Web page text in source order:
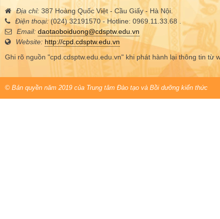
Địa chỉ: 387 Hoàng Quốc Việt - Cầu Giấy - Hà Nội.
Điện thoại:(024) 32191570 - Hotline: 0969.11.33.68 .
Email: daotaoboiduong@cdsptw.edu.vn
Website: http://cpd.cdsptw.edu.vn
Ghi rõ nguồn "cpd.cdsptw.edu.edu.vn" khi phát hành lại thông tin từ
© Bản quyền năm 2019 của Trung tâm Đào tạo và Bồi dưỡng kiến thức